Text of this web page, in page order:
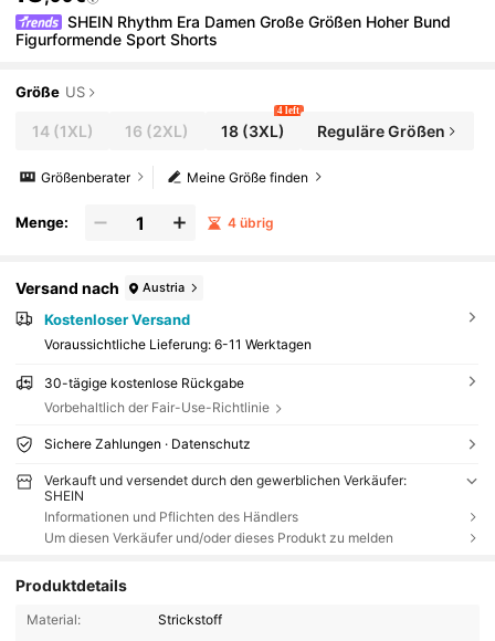
SHEIN Rhythm Era Damen Große Größen Hoher Bund
Figurformende Sport Shorts
Größe US
14(1XL) 16 (2XL) 18(3XL)
4 left
Reguläre Größen
Meine Größe finden
Größenberater
Menge: 4 übrig
Versand nach Austria
Kostenloser Versand
Voraussichtliche Lieferung: 6-11 Werktagen
30-tägige kostenlose Rückgabe
Vorbehaltlich der Fair-Use-Richtlinie
Sichere Zahlungen · Datenschutz
Verkauft und versendet durch den gewerblichen Verkäufer:
SHEIN
Informationen und Pflichten des Händlers
Um diesen Verkäufer und/oder dieses Produkt zu melden
Produktdetails
Material:
Strickstoff